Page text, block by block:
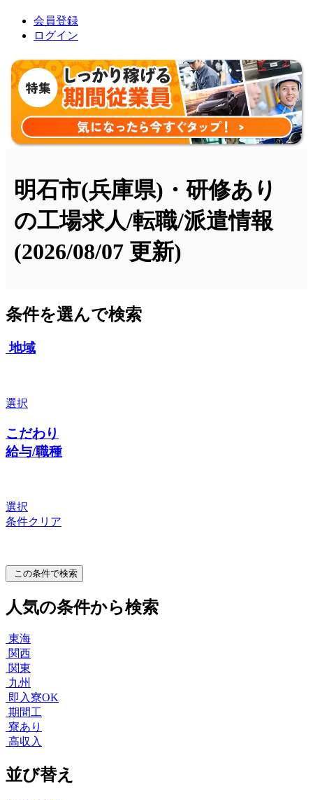
会員登録
ログイン
明石市(兵庫県)・研修あり
の工場求人/転職/派遣情報
(2026/08/07 更新)
条件を選んで検索
地域
選択
こだわり
給与/職種
選択
条件クリア
この条件で検索
人気の条件から検索
東海
関西
関東
九州
即入寮OK
期間工
寮あり
高収入
並び替え